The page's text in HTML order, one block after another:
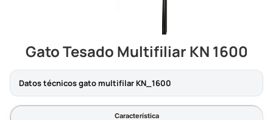
Gato Tesado Multifiliar KN 1600
Datos técnicos gato multifilar KN_1600